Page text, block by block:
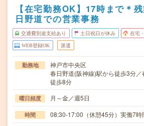
【在宅勤務OK】17時まで＊
日野道での営業事務
交通費別途支給あり 土日祝日が休み 在宅
WEB登録OK 派遣
勤務地
神戸市中央区
春日野道(阪神線)駅から徒歩3分
徒歩8分
曜日頻度 月～金／週5日
時間 08:30-17:00（休憩45分）実働7時